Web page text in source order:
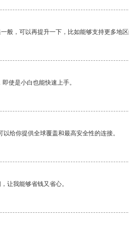
般，可以再提升一下，比如能够支持更多地区
使是小白也能快速上手。
给你提供全球覆盖和最高安全性的连接。
让我能够省钱又省心。